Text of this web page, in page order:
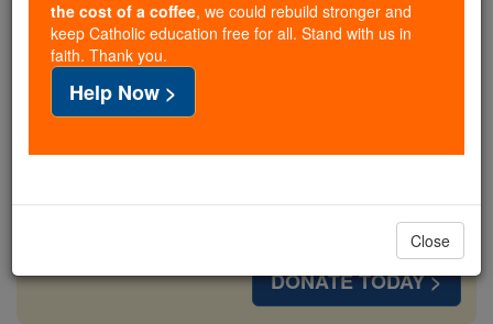
million students across 193 countries. In an age
of noise and algorithms, you are helping form
souls with truth, prayer, Scripture, and Christ.
If everyone who reads this gave just $5 — the
free for all. Be Courageous. Be Catholic. Stand
DONATE TODAY >
the cost of a coffee, we could rebuild stronger and
keep Catholic education free for all. Stand with us in
faith. Thank you.
Help Now >
Close